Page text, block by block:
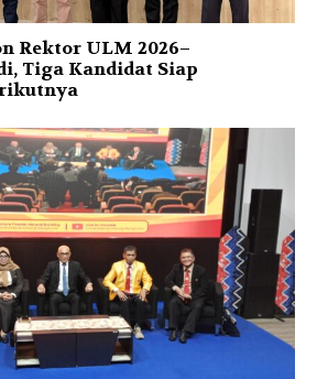
Rektor ULM 2026–
Tiga Kandidat Siap